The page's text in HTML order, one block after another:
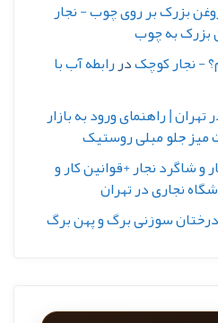
بزرک بر روی چوب - نجار
بزرک به چوب
- نجار کوچکدررابطه آب با
| راهنمای ورود به بازار
جلو مبلی روستیک
شاگرد نجار +قوانین کار و
نجاری در تهران
سوزنی برگ و پهن برگ